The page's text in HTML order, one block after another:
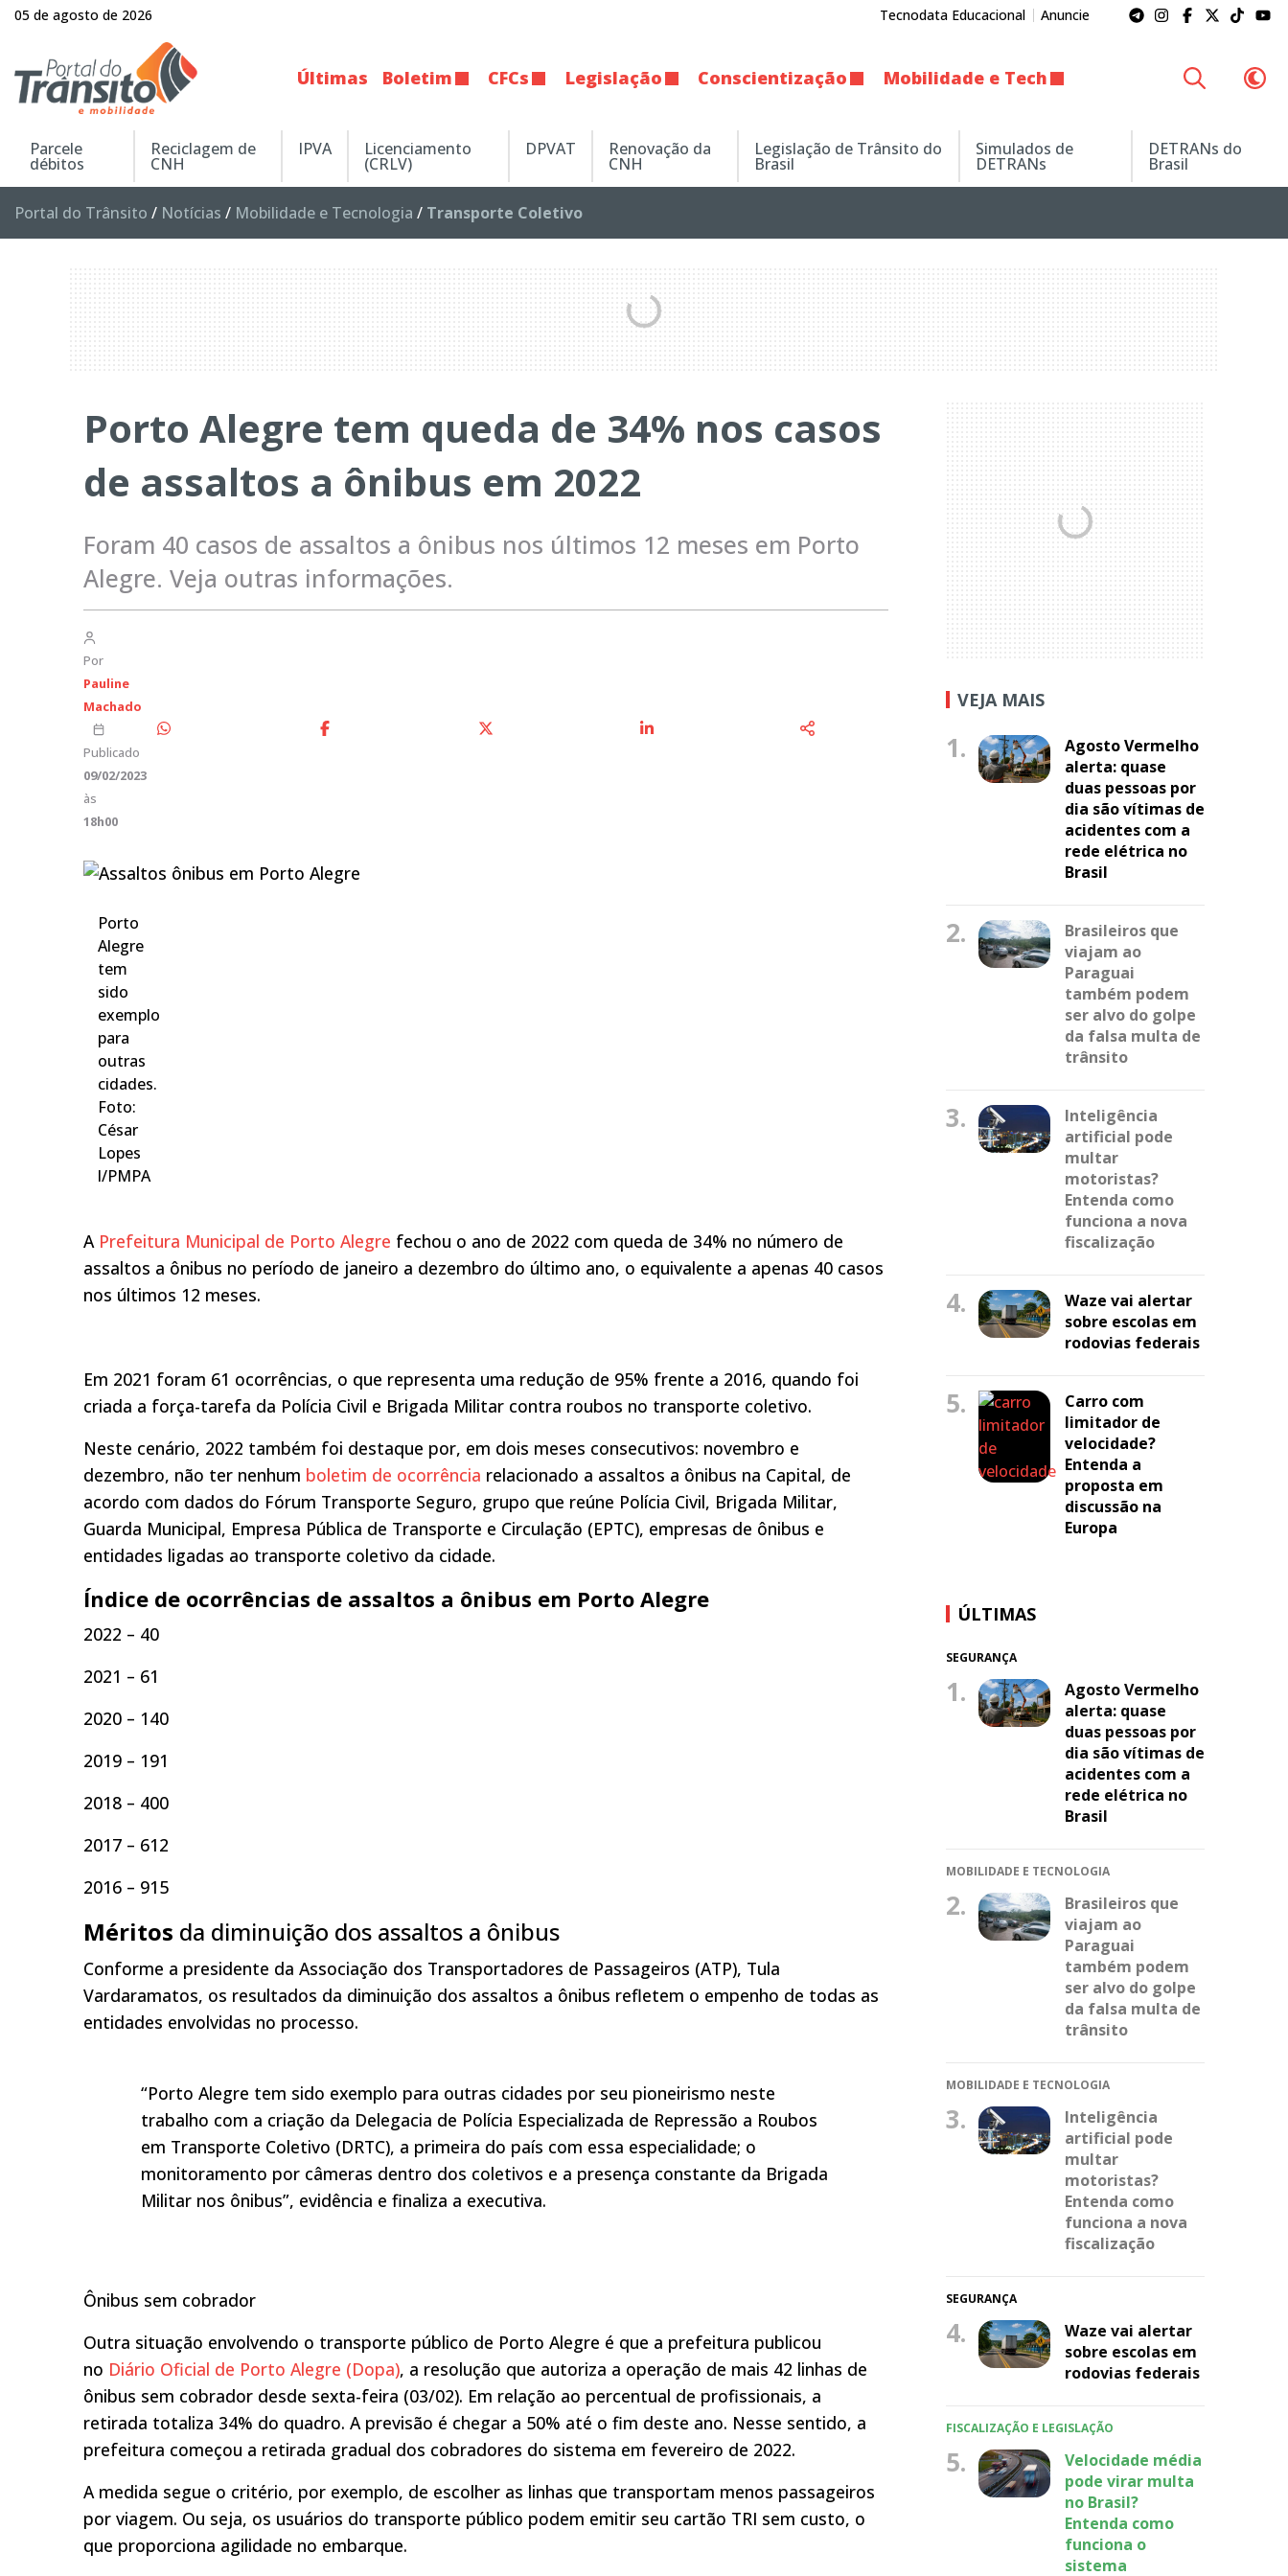
05 de agosto de 2026 Tecnodata Educacional Anuncie
Últimas Boletim CFCs Legislação Conscientização Mobilidade e Tech
Parcele
débitos
Reciclagem de
CNH
IPVA Licenciamento
(CRLV)
DPVAT Renovação da
CNH
Legislação de Trânsito do
Brasil
Simulados de
DETRANs
DETRANs do
Brasil
Portal do Trânsito / Notícias / Mobilidade e Tecnologia / Transporte Coletivo
Porto Alegre tem queda de 34% nos casos
de assaltos a ônibus em 2022
Foram 40 casos de assaltos a ônibus nos últimos 12 meses em Porto
Alegre. Veja outras informações.
Por
Pauline
Machado
Publicado
09/02/2023
às
18h00
Porto
Alegre
tem
sido
exemplo
para
outras
cidades.
Foto:
César
Lopes
l/PMPA
A Prefeitura Municipal de Porto Alegre fechou o ano de 2022 com queda de 34% no número de
assaltos a ônibus no período de janeiro a dezembro do último ano, o equivalente a apenas 40 casos
nos últimos 12 meses.
Em 2021 foram 61 ocorrências, o que representa uma redução de 95% frente a 2016, quando foi
criada a força-tarefa da Polícia Civil e Brigada Militar contra roubos no transporte coletivo.
Neste cenário, 2022 também foi destaque por, em dois meses consecutivos: novembro e
dezembro, não ter nenhum boletim de ocorrência relacionado a assaltos a ônibus na Capital, de
acordo com dados do Fórum Transporte Seguro, grupo que reúne Polícia Civil, Brigada Militar,
Guarda Municipal, Empresa Pública de Transporte e Circulação (EPTC), empresas de ônibus e
entidades ligadas ao transporte coletivo da cidade.
Índice de ocorrências de assaltos a ônibus em Porto Alegre
2022 – 40
2021 – 61
2020 – 140
2019 – 191
2018 – 400
2017 – 612
2016 – 915
Méritos da diminuição dos assaltos a ônibus
Conforme a presidente da Associação dos Transportadores de Passageiros (ATP), Tula
Vardaramatos, os resultados da diminuição dos assaltos a ônibus refletem o empenho de todas as
entidades envolvidas no processo.
“Porto Alegre tem sido exemplo para outras cidades por seu pioneirismo neste
trabalho com a criação da Delegacia de Polícia Especializada de Repressão a Roubos
em Transporte Coletivo (DRTC), a primeira do país com essa especialidade; o
monitoramento por câmeras dentro dos coletivos e a presença constante da Brigada
Militar nos ônibus”, evidência e finaliza a executiva.
Ônibus sem cobrador
Outra situação envolvendo o transporte público de Porto Alegre é que a prefeitura publicou
no Diário Oficial de Porto Alegre (Dopa), a resolução que autoriza a operação de mais 42 linhas de
ônibus sem cobrador desde sexta-feira (03/02). Em relação ao percentual de profissionais, a
retirada totaliza 34% do quadro. A previsão é chegar a 50% até o fim deste ano. Nesse sentido, a
prefeitura começou a retirada gradual dos cobradores do sistema em fevereiro de 2022.
A medida segue o critério, por exemplo, de escolher as linhas que transportam menos passageiros
por viagem. Ou seja, os usuários do transporte público podem emitir seu cartão TRI sem custo, o
que proporciona agilidade no embarque.
VEJA MAIS
1.
Agosto Vermelho
alerta: quase
duas pessoas por
dia são vítimas de
acidentes com a
rede elétrica no
Brasil
2.
Brasileiros que
viajam ao
Paraguai
também podem
ser alvo do golpe
da falsa multa de
trânsito
3.
Inteligência
artificial pode
multar
motoristas?
Entenda como
funciona a nova
fiscalização
4.
Waze vai alertar
sobre escolas em
rodovias federais
5.
Carro com
limitador de
velocidade?
Entenda a
proposta em
discussão na
Europa
ÚLTIMAS
SEGURANÇA
1.
Agosto Vermelho
alerta: quase
duas pessoas por
dia são vítimas de
acidentes com a
rede elétrica no
Brasil
MOBILIDADE E TECNOLOGIA
2.
Brasileiros que
viajam ao
Paraguai
também podem
ser alvo do golpe
da falsa multa de
trânsito
MOBILIDADE E TECNOLOGIA
3.
Inteligência
artificial pode
multar
motoristas?
Entenda como
funciona a nova
fiscalização
SEGURANÇA
4.
Waze vai alertar
sobre escolas em
rodovias federais
FISCALIZAÇÃO E LEGISLAÇÃO
5.
Velocidade média
pode virar multa
no Brasil?
Entenda como
funciona o
sistema